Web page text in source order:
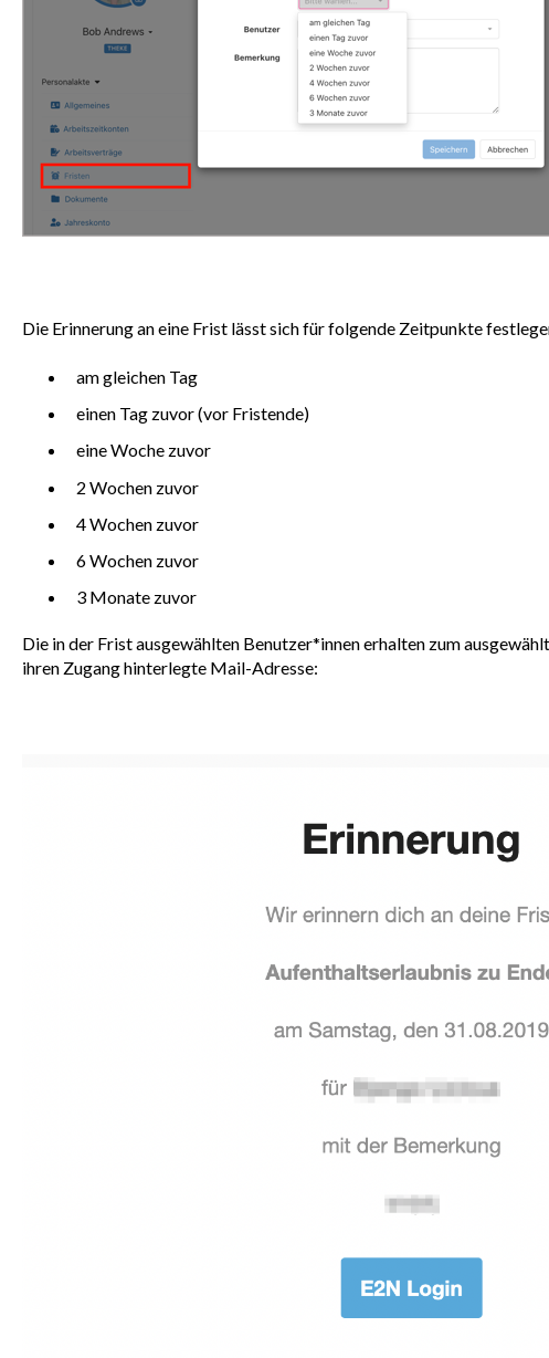
Die Erinnerung an eine Frist lässt sich für folgende Zeitpunkte
am gleichen Tag
einen Tag zuvor (vor Fristende)
eine Woche zuvor
2 Wochen zuvor
4 Wochen zuvor
6 Wochen zuvor
3 Monate zuvor
Die in der Frist ausgewählten Benutzer*innen erhalten zum
ihren Zugang hinterlegte Mail-Adresse: